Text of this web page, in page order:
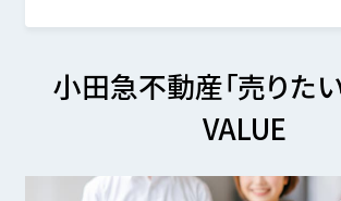
小田急不動産「売りたい
VALUE